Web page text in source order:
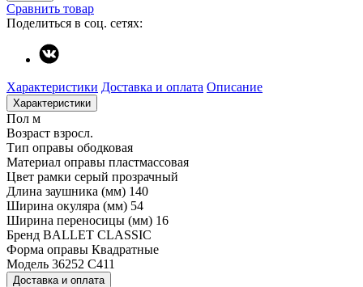
Сравнить товар
Поделиться в соц. сетях:
Характеристики Доставка и оплата Описание
Характеристики
Пол м
Возраст взросл.
Тип оправы ободковая
Материал оправы пластмассовая
Цвет рамки серый прозрачный
Длина заушника (мм) 140
Ширина окуляра (мм) 54
Ширина переносицы (мм) 16
Бренд BALLET CLASSIC
Форма оправы Квадратные
Модель 36252 С411
Доставка и оплата